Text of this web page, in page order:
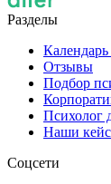
Разделы
Отзывы
Подбор
Психолог
Наши
Соцсети